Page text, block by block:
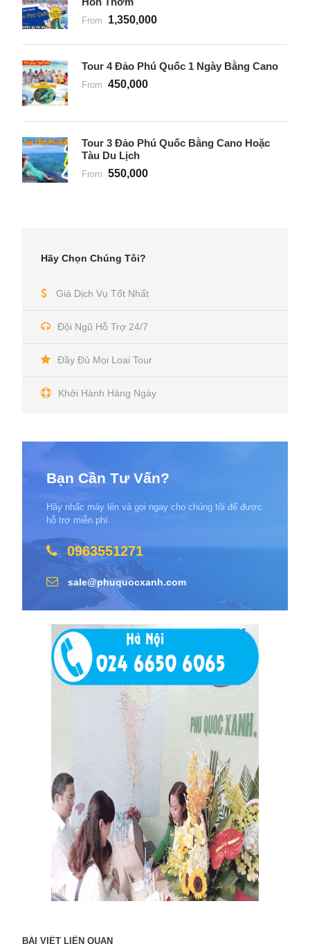
From 1,350,000
Tour 4 Đảo Phú Quốc 1 Ngày Bằng Cano
From 450,000
Tour 3 Đảo Phú Quốc Bằng Cano Hoặc
Tàu Du Lịch
From 550,000
Hãy Chọn Chúng Tôi?
Giá Dịch Vụ Tốt Nhất
Đội Ngũ Hỗ Trợ 24/7
Đầy Đủ Mọi Loại Tour
Khởi Hành Hàng Ngày
Bạn Cần Tư Vấn?
Hãy nhấc máy lên và gọi ngay cho chúng tôi để được
hỗ trợ miễn phí.
0963551271
sale@phuquocxanh.com
BÀI VIẾT LIÊN QUAN